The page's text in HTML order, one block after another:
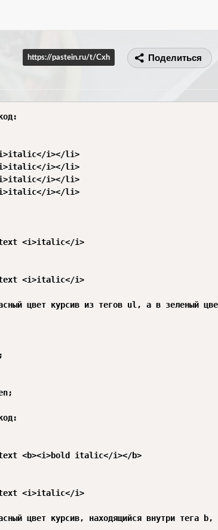
https://pastein.ru/t/Cxh Поделиться
цвет курсив из тегов ul, а в зеленый
цвет курсив, находящийся внутри тега